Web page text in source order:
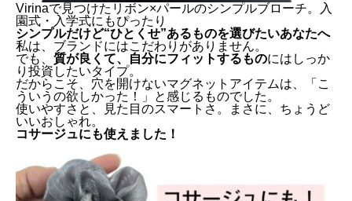
Virinaで見つけたリボン×パールのシンプルブローチ。入
園式・入学式にもぴったり
シンプルだけど“ひとくせ”あるものを選びたいあなたへ
私は、ブランドにはこだわりがありません。
でも、 質が良くて、自分にフィットするものにはしっか
り投資したいタイプ。
だからこそ、穴を開けないマグネットアイテムは、「こ
ういうの欲しかった！」と感じるものでした。
使いやすさと、見た目のスマートさ。まさに、ちょうど
いいおしゃれ。
コサージュにも使えました！